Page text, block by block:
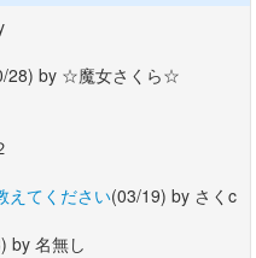
28) by ☆魔女さくら☆
えてください(03/19) by さくc
by 名無し